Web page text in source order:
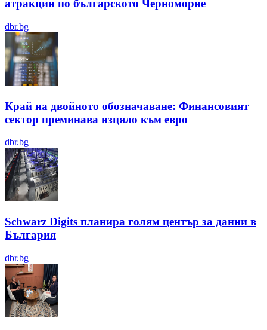
атракции по българското Черноморие
dbr.bg
Край на двойното обозначаване: Финансовият
сектор преминава изцяло към евро
dbr.bg
Schwarz Digits планира голям център за данни в
България
dbr.bg